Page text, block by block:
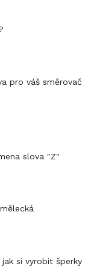
pro váš směrovač
slova "Z"
si vyrobit šperky